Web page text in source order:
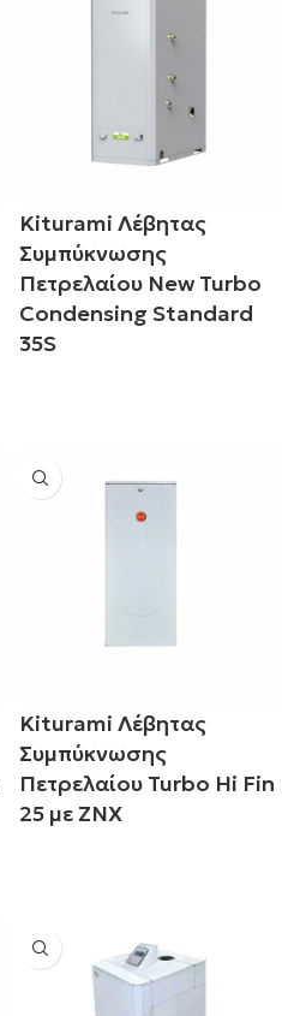
Kiturami Λέβητας
Συμπύκνωσης
Πετρελαίου New Turbo
Condensing Standard
35S
Kiturami Λέβητας
Συμπύκνωσης
Πετρελαίου Turbo Hi Fin
25 με ΖΝΧ